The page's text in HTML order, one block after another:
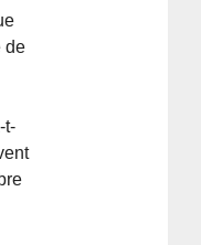
de
t-